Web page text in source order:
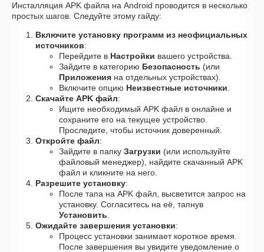
Инсталляция APK файла на Android проводится в несколько
простых шагов. Следуйте этому гайду:
Включите установку программ из неофициальных
источников:
Перейдите в Настройки вашего устройства.
Зайдите в категорию Безопасность (или
Приложения на отдельных устройствах).
Включите опцию Неизвестные источники
Скачайте APK файл:
Ищите необходимый APK файл в онлайне и
сохраните его на текущее устройство.
Проследите, чтобы источник доверенный.
Откройте файл:
Зайдите в папку Загрузки (или используйте
файловый менеджер), найдите скачанный APK
файл и кликните на него.
Разрешите установку:
После тапа на APK файл, высветится запрос на
установку. Согласитесь на её, тапнув
Установить
Ожидайте завершения установки:
Процесс установки занимает короткое время.
После завершения вы увидите уведомление о